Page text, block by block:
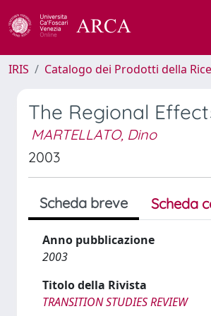
IRIS Catalogo dei Prodotti della
The Regional
MARTELLATO, Dino
2003
Scheda breve Scheda
Anno pubblicazione
2003
Titolo della Rivista
TRANSITION STUDIES REVIEW